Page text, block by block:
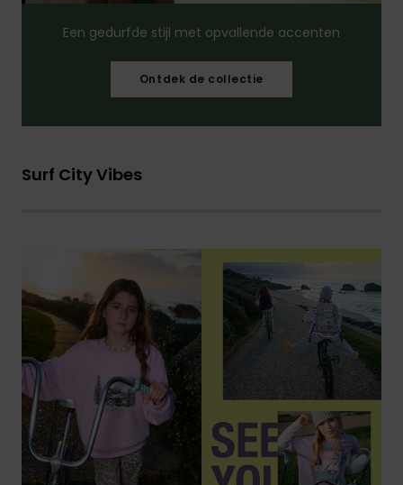
Een gedurfde stijl met opvallende accenten
Ontdek de collectie
Surf City Vibes